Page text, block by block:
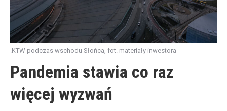
.KTW podczas wschodu Słońca, fot. materiały inwestora
Pandemia stawia co raz
więcej wyzwań